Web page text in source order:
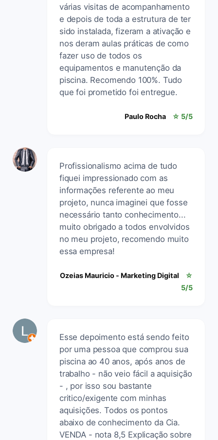
várias visitas de acompanhamento
e depois de toda a estrutura de ter
sido instalada, fizeram a ativação e
nos deram aulas práticas de como
fazer uso de todos os
equipamentos e manutenção da
piscina. Recomendo 100%. Tudo
que foi prometido foi entregue.
Paulo Rocha ☆ 5/5
Profissionalismo acima de tudo
fiquei impressionado com as
informações referente ao meu
projeto, nunca imaginei que fosse
necessário tanto conhecimento...
muito obrigado a todos envolvidos
no meu projeto, recomendo muito
essa empresa!
Ozeias Mauricio - Marketing Digital
☆
5/5
Esse depoimento está sendo feito
por uma pessoa que comprou sua
piscina ao 40 anos, após anos de
trabalho - não veio fácil a aquisição
- , por isso sou bastante
critico/exigente com minhas
aquisições. Todos os pontos
abaixo de conhecimento da Cia.
VENDA - nota 8,5 Explicação sobre